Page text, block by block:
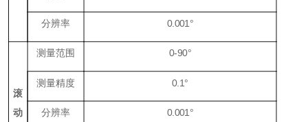
分辨率 0.001°
滚
动
测量范围 0-90°
测量精度 0.1°
分辨率 0.001°